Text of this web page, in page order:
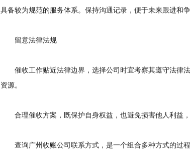
具备较为规范的服务体系。保持沟通记录，便于未来跟进和
留意法律法规
催收工作贴近法律边界，选择公司时宜考察其遵守法律法
资源。
合理催收方案，既保护自身权益，也避免损害他人利益，
查询广州收账公司联系方式，是一个组合多种方式的过